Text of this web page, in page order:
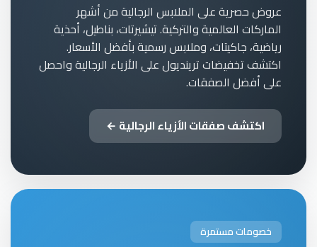
عروض حصرية على الملابس الرجالية من أشهر
الماركات العالمية والتركية. تيشيرتات، بناطيل، أحذية
رياضية، جاكيتات، وملابس رسمية بأفضل الأسعار.
اكتشف تخفيضات ترينديول على الأزياء الرجالية واحصل
على أفضل الصفقات.
اكتشف صفقات الأزياء الرجالية ←
خصومات مستمرة